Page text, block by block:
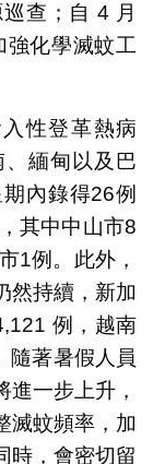
查；自 4 月
強化學滅蚊工
性登革熱病
緬甸以及巴
內錄得26例
其中中山市8
1例。此外，
然持續，新加
例，越南
隨著暑假人員
一步上升，
滅蚊頻率，加
時，會密切留